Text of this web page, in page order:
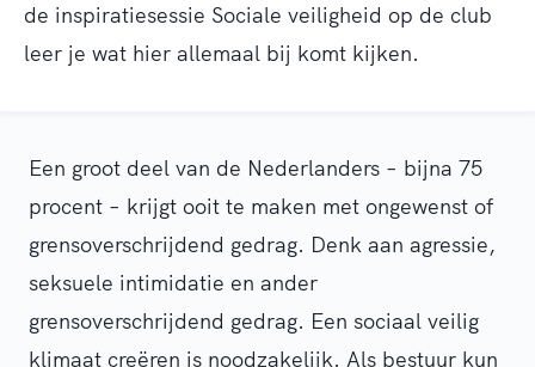
de inspiratiesessie Sociale veiligheid op de club
leer je wat hier allemaal bij komt kijken.
Een groot deel van de Nederlanders – bijna 75
procent – krijgt ooit te maken met ongewenst of
grensoverschrijdend gedrag. Denk aan agressie,
seksuele intimidatie en ander
grensoverschrijdend gedrag. Een sociaal veilig
klimaat creëren is noodzakelijk. Als bestuur kun